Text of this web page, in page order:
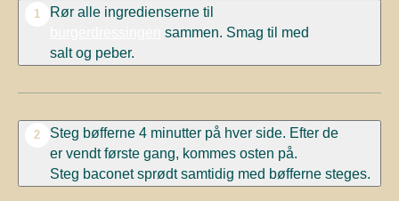
1 Røralle ingredienserne til
sammen. Smag til med
saltog peber.
2 Steg bøfferne4 minutter på hverside. Efterde
er vendt førstegang, kommes osten på.
Steg baconet sprødt samtidig med bøfferne steges.